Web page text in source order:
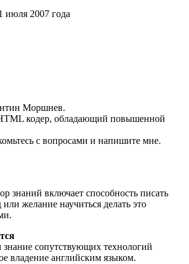
июля 2007 года
Моршнев.
кодер, обладающий повышенной
с вопросами и напишите мне.
знаний включает способность писать
желание научиться делать это
сопутствующих технологий
владение английским языком.